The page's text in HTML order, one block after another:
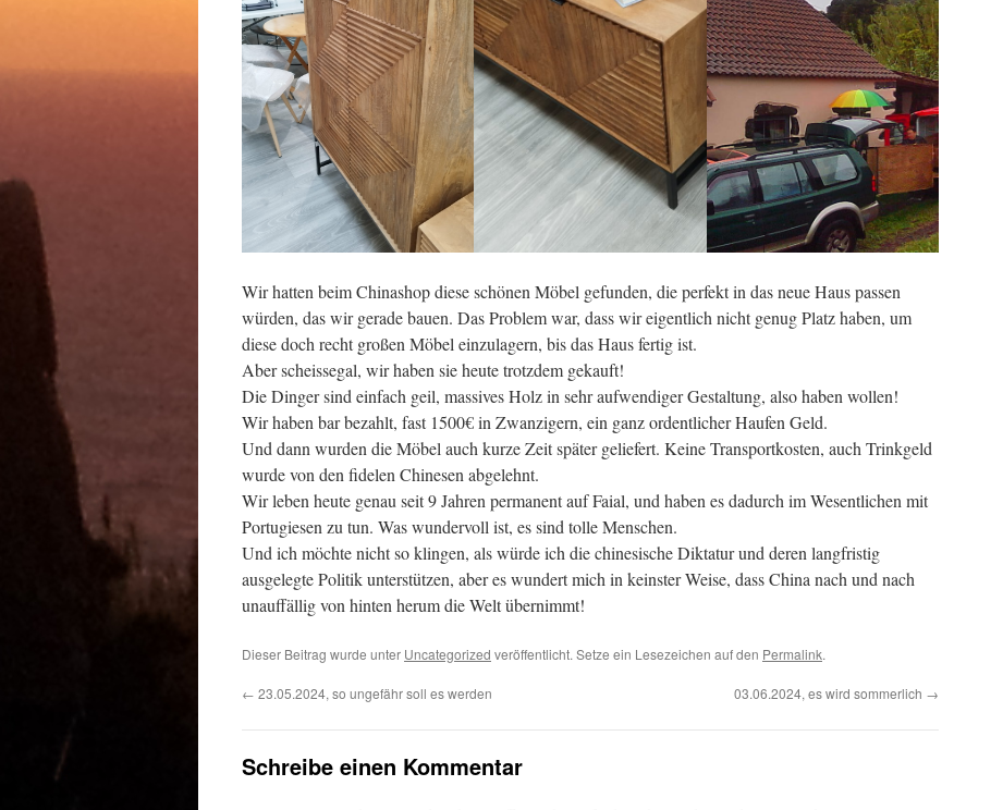
Wir hatten beim Chinashop diese schönen Möbel gefunden, die perfekt in das neue Haus passen
würden, das wir gerade bauen. Das Problem war, dass wir eigentlich nicht genug Platz haben, um
diese doch recht großen Möbel einzulagern, bis das Haus fertig ist.
Aber scheissegal, wir haben sie heute trotzdem gekauft!
Die Dinger sind einfach geil, massives Holz in sehr aufwendiger Gestaltung, also haben wollen!
Wir haben bar bezahlt, fast 1500€ in Zwanzigern, ein ganz ordentlicher Haufen Geld.
Und dann wurden die Möbel auch kurze Zeit später geliefert. Keine Transportkosten, auch Trinkgeld
wurde von den fidelen Chinesen abgelehnt.
Wir leben heute genau seit 9 Jahren permanent auf Faial, und haben es dadurch im Wesentlichen mit
Portugiesen zu tun. Was wundervoll ist, es sind tolle Menschen.
Und ich möchte nicht so klingen, als würde ich die chinesische Diktatur und deren langfristig
ausgelegte Politik unterstützen, aber es wundert mich in keinster Weise, dass China nach und nach
unauffällig von hinten herum die Welt übernimmt!
Dieser Beitrag wurde unter Uncategorized veröffentlicht. Setze ein Lesezeichen auf den Permalink.
← 23.05.2024, so ungefähr soll es werden 03.06.2024, es wird sommerlich →
Schreibe einen Kommentar